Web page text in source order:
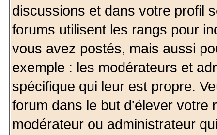
discussions et dans votre profil
forums utilisent les rangs pour
vous avez postés, mais aussi
exemple : les modérateurs et
spécifique qui leur est propre.
forum dans le but d'élever votre
modérateur ou administrateur